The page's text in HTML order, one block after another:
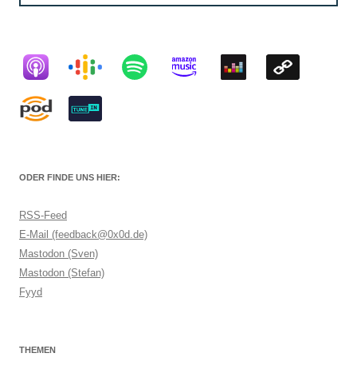
ODER FINDE UNS HIER:
RSS-Feed
E-Mail (feedback@0x0d.de)
Mastodon (Sven)
Mastodon (Stefan)
Fyyd
THEMEN